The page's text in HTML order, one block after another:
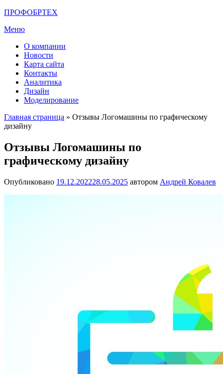
Перейти
содержимому
ПРОФОБРТЕХ
Меню
О компании
Новости
Карта сайта
Контакты
Аналитика
Дизайн
Моделирование
Главная страница » Отзывы Логомашины по графическому
дизайну
Отзывы Логомашины по
графическому дизайну
Опубликовано 19.12.202228.05.2025 автором Андрей Ковалев